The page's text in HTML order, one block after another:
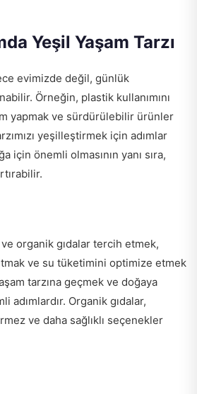
Yeşil Yaşam Tarzı
evimizde değil, günlük
Örneğin, plastik kullanımını
yapmak ve sürdürülebilir ürünler
yeşilleştirmek için adımlar
için önemli olmasının yanı sıra,
organik gıdalar tercih etmek,
ve su tüketimini optimize etmek
tarzına geçmek ve doğaya
adımlardır. Organik gıdalar,
ve daha sağlıklı seçenekler